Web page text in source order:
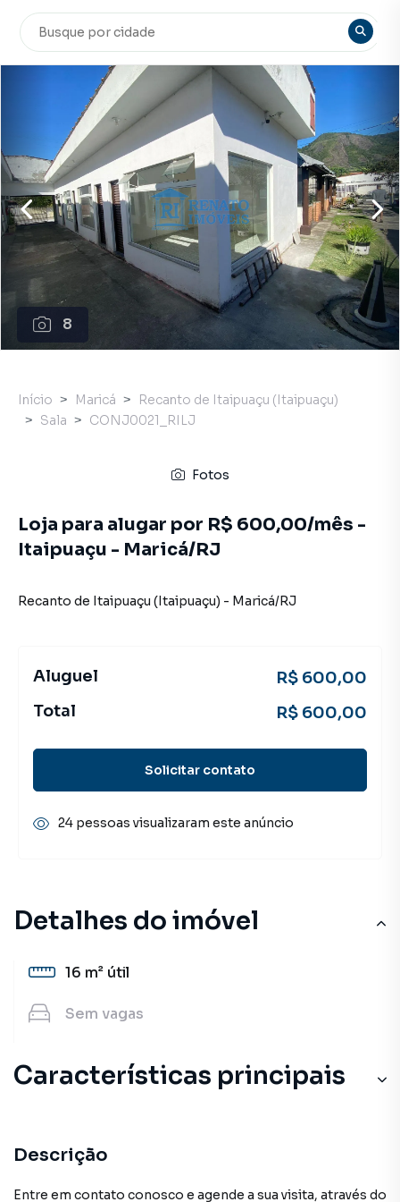
8
Detalhes do imóvel
16 m² útil
Sem vagas
Características principais
Descrição
Entre em contato conosco e agende a sua visita, através do
Início Maricá
Recanto de Itaipuaçu (Itaipuaçu)
Sala
CONJ0021_RILJ
Fotos
Loja para alugar por R$ 600,00/mês -
Itaipuaçu - Maricá/RJ
Recanto de Itaipuaçu (Itaipuaçu) - Maricá/RJ
Aluguel
R$ 600,00
Total
R$ 600,00
Solicitar contato
24 pessoas visualizaram este anúncio